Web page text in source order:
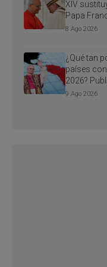
XIV
Papa
8 Ago 2026
¿Qué tan
países
2026?
9 Ago 2026